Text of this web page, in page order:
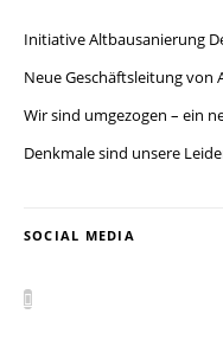
Initiative Altbausanierung
Neue Geschäftsleitung von
Wir sind umgezogen – ein
Denkmale sind unsere
SOCIAL MEDIA